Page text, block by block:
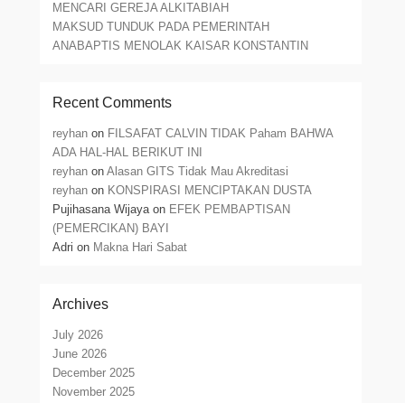
MENCARI GEREJA ALKITABIAH
MAKSUD TUNDUK PADA PEMERINTAH
ANABAPTIS MENOLAK KAISAR KONSTANTIN
Recent Comments
reyhan on FILSAFAT CALVIN TIDAK Paham BAHWA
ADA HAL-HAL BERIKUT INI
reyhan onAlasan GITS Tidak Mau Akreditasi
reyhan on KONSPIRASI MENCIPTAKAN DUSTA
Pujihasana Wijayaon EFEK PEMBAPTISAN
(PEMERCIKAN) BAYI
Adri on Makna Hari Sabat
Archives
July 2026
June 2026
December 2025
November 2025